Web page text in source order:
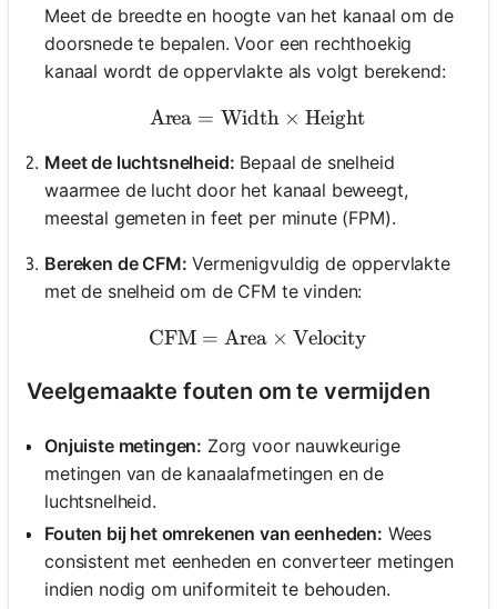
Meet de breedte en hoogte van het kanaal om de
doorsnede te bepalen. Voor een rechthoekig
kanaal wordt de oppervlakte als volgt berekend:
\text{Area} =
Area = Width × Height
Meet de luchtsnelheid: Bepaal de snelheid
waarmee de lucht door het kanaal beweegt,
meestal gemeten in feet per minute (FPM).
Bereken de CFM: Vermenigvuldig de oppervlakte
met de snelheid om de CFM te vinden:
\text{CFM} =
CFM = Area × Velocity
Veelgemaakte fouten om te vermijden
Onjuiste metingen: Zorg voor nauwkeurige
metingen van de kanaalafmetingen en de
luchtsnelheid.
Fouten bij het omrekenen van eenheden: Wees
consistent met eenheden en converteer metingen
indien nodig om uniformiteit te behouden.